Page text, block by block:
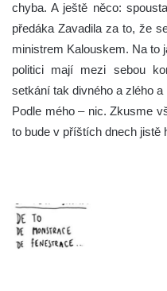
chyba. A ještě něco:
předáka Zavadila za to, že
ministrem Kalouskem. Na to
politici mají mezi sebou
setkání tak divného a zlého
Podle mého – nic. Zkusme
to bude v příštích dnech jistě